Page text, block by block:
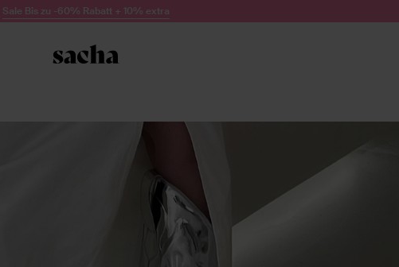
Sale Bis zu -60% Rabatt + 10% extra